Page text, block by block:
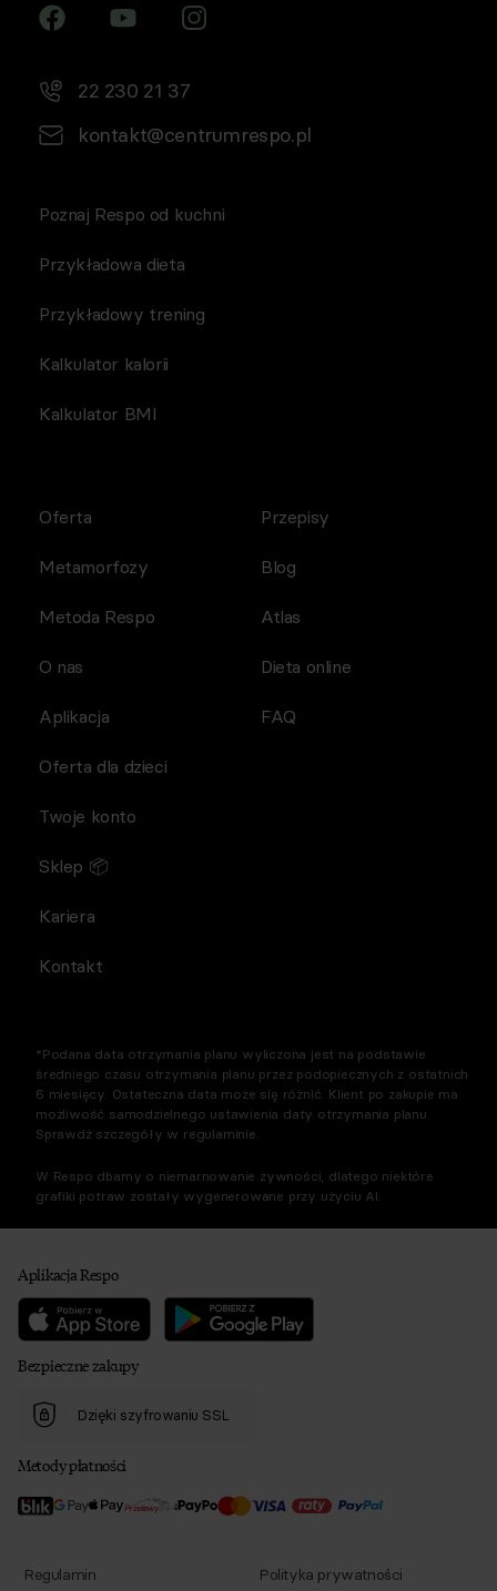
22 230 21 37
kontakt@centrumrespo.pl
Poznaj Respo od kuchni
Przykładowa dieta
Przykładowy trening
Kalkulator kalorii
Kalkulator BMI
Oferta
Metamorfozy
Metoda Respo
O nas
Aplikacja
Przepisy
Blog
Atlas
Dieta online
FAQ
Oferta dla dzieci
Twoje konto
Sklep 📦
Kariera
Kontakt
*Podana data otrzymania planu wyliczona jest na podstawie
średniego czasu otrzymania planu przez podopiecznych z ostatnich
6 miesięcy. Ostateczna data może się różnić. Klient po zakupie ma
możliwość samodzielnego ustawienia daty otrzymania planu.
Sprawdź szczegóły w regulaminie.
W Respo dbamy o niemarnowanie żywności, dlatego niektóre
grafiki potraw zostały wygenerowane przy użyciu AI.
Aplikacja Respo
Bezpieczne zakupy
Dzięki szyfrowaniu SSL
Metody płatności
Regulamin Polityka prywatności